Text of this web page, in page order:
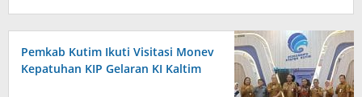
Pemkab Kutim Ikuti Visitasi Monev
Kepatuhan KIP Gelaran KI Kaltim